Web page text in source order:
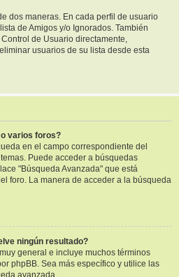
dos maneras. En cada perfil de usuario
de Amigos y/o Ignorados. También
de Usuario directamente,
usuarios de su lista desde esta
varios foros?
en el campo correspondiente del
Puede acceder a búsquedas
"Búsqueda Avanzada" que está
foro. La manera de acceder a la búsqueda
ningún resultado?
general e incluye muchos términos
phpBB. Sea más específico y utilice las
avanzada.